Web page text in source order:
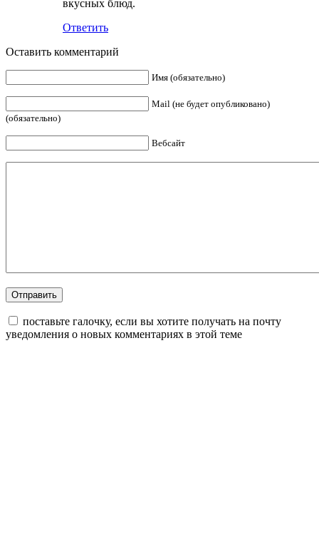
вкусных блюд.
Ответить
Оставить комментарий
Имя (обязательно)
Mail (не будет опубликовано)
(обязательно)
Вебсайт
поставьте галочку, если вы хотите получать на почту
уведомления о новых комментариях в этой теме